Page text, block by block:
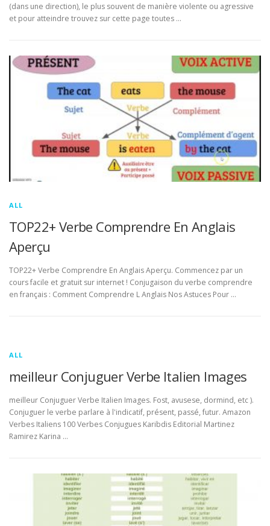
(dans une direction), le plus souvent de manière violente ou agressive
et pour atteindre trouvez sur cette page toutes …
ALL
TOP22+ Verbe Comprendre En Anglais
Aperçu
TOP22+ Verbe Comprendre En Anglais Aperçu. Commencez par un
cours facile et gratuit sur internet ! Conjugaison du verbe comprendre
en français : Comment Comprendre L Anglais Nos Astuces Pour …
ALL
meilleur Conjuguer Verbe Italien Images
meilleur Conjuguer Verbe Italien Images. Fost, avusese, dormind, etc ).
Conjuguer le verbe parlare à l'indicatif, présent, passé, futur. Amazon
Verbes Italiens 100 Verbes Conjugues Karibdis Editorial Martinez
Ramirez Karina …